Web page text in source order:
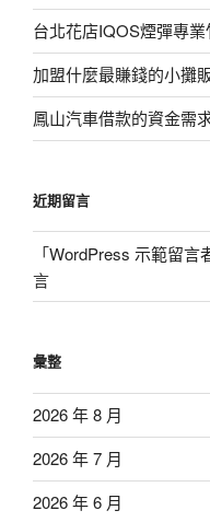
台北花店IQOS煙彈專
加盟什麼最賺錢的小攤
鳳山汽車借款的資金需
近期留言
「WordPress 示範留言
言
彙整
2026 年 8 月
2026 年 7 月
2026 年 6 月